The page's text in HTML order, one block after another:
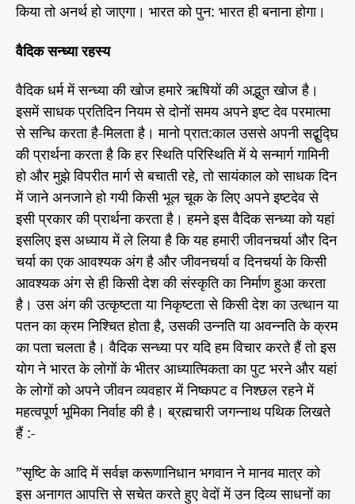
किया तो अनर्थ हो जाएगा। भारत को पुन: भारत ही बनाना होगा।
वैदिक सन्ध्या रहस्य
वैदिक धर्म में सन्ध्या की खोज हमारे ऋषियों की अद्भुत खोज है।
इसमें साधक प्रतिदिन नियम से दोनों समय अपने इष्ट देव परमात्मा
से सन्धि करता है-मिलता है। मानो प्रात:काल उससे अपनी सद्बुद्घि
की प्रार्थना करता है कि हर स्थिति परिस्थिति में ये सन्मार्ग गामिनी
हो और मुझे विपरीत मार्ग से बचाती रहे, तो सायंकाल को साधक दिन
में जाने अनजाने हो गयी किसी भूल चूक के लिए अपने इष्टदेव से
इसी प्रकार की प्रार्थना करता है। हमने इस वैदिक सन्ध्या को यहां
इसलिए इस अध्याय में ले लिया है कि यह हमारी जीवनचर्या और दिन
चर्या का एक आवश्यक अंग है और जीवनचर्या व दिनचर्या के किसी
आवश्यक अंग से ही किसी देश की संस्कृति का निर्माण हुआ करता
है। उस अंग की उत्कृष्टता या निकृष्टता से किसी देश का उत्थान या
पतन का क्रम निश्चित होता है, उसकी उन्नति या अवन्नति के क्रम
का पता चलता है। वैदिक सन्ध्या पर यदि हम विचार करते हैं तो इस
योग ने भारत के लोगों के भीतर आध्यात्मिकता का पुट भरने और यहां
के लोगों को अपने जीवन व्यवहार में निष्कपट व निश्छल रहने में
महत्वपूर्ण भूमिका निर्वाह की है। ब्रह्मचारी जगन्नाथ पथिक लिखते
हैं :-
”सृष्टि के आदि में सर्वज्ञ करूणानिधान भगवान ने मानव मात्र को
इस अनागत आपत्ति से सचेत करते हुए वेदों में उन दिव्य साधनों का